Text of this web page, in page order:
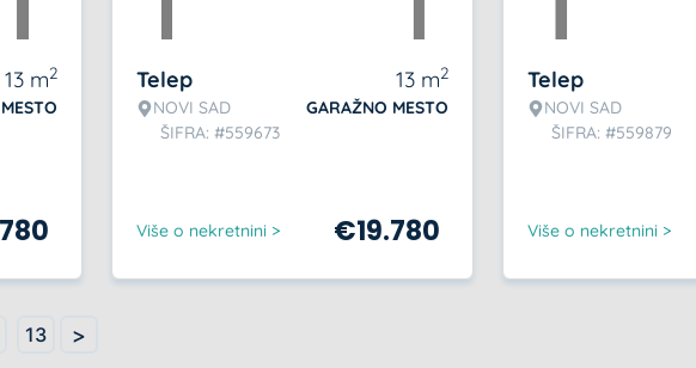
13 m2 Telep
NOVI SAD
ŠIFRA: #559673
13 m2
GARAŽNO MESTO
Više o nekretnini > €19.780
Telep
NOVI SAD
ŠIFRA: #559879
Više o nekretnini >
13 >